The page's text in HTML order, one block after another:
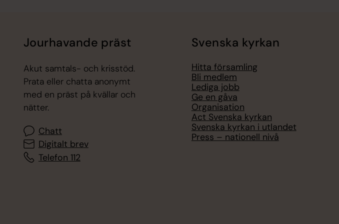
Jourhavande präst
Akut samtals- och krisstöd.
Prata eller chatta anonymt
med en präst på kvällar och
nätter.
Chatt
Digitalt brev
Telefon 112
Svenska kyrkan
Hitta församling
Bli medlem
Lediga jobb
Ge en gåva
Organisation
Act Svenska kyrkan
Svenska kyrkan i utlandet
Press – nationell nivå